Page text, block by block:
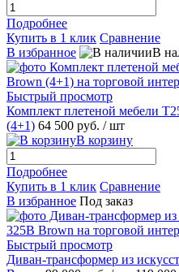
Подробнее
Купить в 1 клик Сравнение
В избранное
В
Быстрый просмотр
Комплект плетеной мебели
(4+1) 64 500 руб. / шт
В корзину
Подробнее
Купить в 1 клик Сравнение
В избранное Под заказ
Быстрый просмотр
Диван-трансформер из